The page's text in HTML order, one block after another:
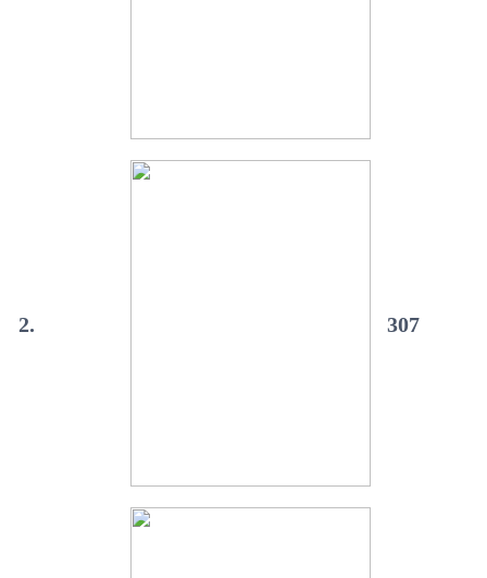
2. 307